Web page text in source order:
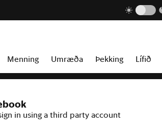
Menning Umræða Þekking Lífið
in using a third party account